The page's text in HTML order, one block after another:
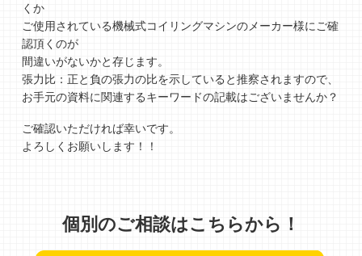
くか
ご使用されている機械式コイリングマシンのメーカー様にご確
認頂くのが
間違いがないかと存じます。
張力比：正と負の張力の比を示していると推察されますので、
お手元の資料に関連するキーワードの記載はございませんか？
ご確認いただければ幸いです。
よろしくお願いします！！
個別のご相談はこちらから！